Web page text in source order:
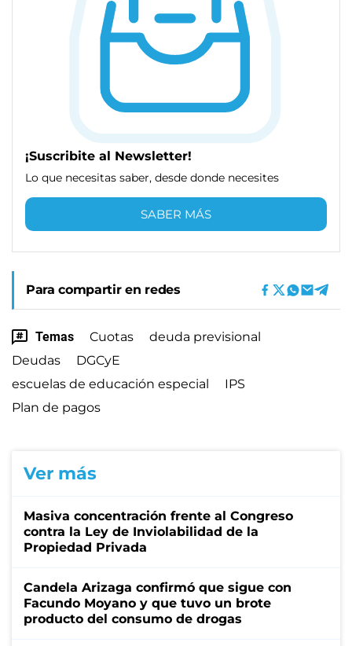
¡Suscribite al Newsletter!
Lo que necesitas saber, desde donde necesites
SABER MÁS
Para compartir en redes
Temas Cuotas
deuda previsional
Deudas
DGCyE
escuelas de educación especial
IPS
Plan de pagos
Ver más
Masiva concentración frente al Congreso
contra la Ley de Inviolabilidad de la
Propiedad Privada
Candela Arizaga confirmó que sigue con
Facundo Moyano y que tuvo un brote
producto del consumo de drogas